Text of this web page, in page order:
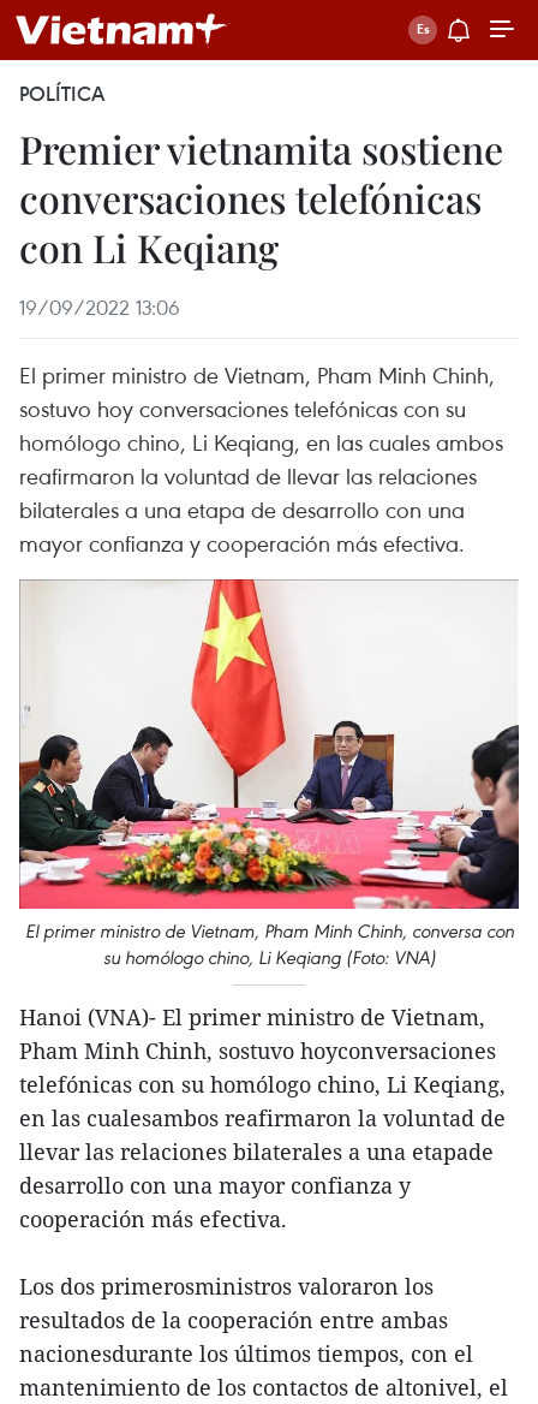
POLÍTICA
Premier vietnamita sostiene
conversaciones telefónicas
con Li Keqiang
19/09/2022 13:06
El primer ministro de Vietnam, Pham Minh Chinh,
sostuvo hoy conversaciones telefónicas con su
homólogo chino, Li Keqiang, en las cuales ambos
reafirmaron la voluntad de llevar las relaciones
bilaterales a una etapa de desarrollo con una
mayor confianza y cooperación más efectiva.
El primer ministro de Vietnam, Pham Minh Chinh, conversa con
su homólogo chino, Li Keqiang (Foto: VNA)
Hanoi (VNA)- El primer ministro de Vietnam,
Pham Minh Chinh, sostuvo hoyconversaciones
telefónicas con su homólogo chino, Li Keqiang,
en las cualesambos reafirmaron la voluntad de
llevar las relaciones bilaterales a una etapade
desarrollo con una mayor confianza y
cooperación más efectiva.
Los dos primerosministros valoraron los
resultados de la cooperación entre ambas
nacionesdurante los últimos tiempos, con el
mantenimiento de los contactos de altonivel, el